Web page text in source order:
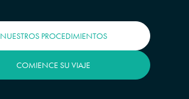
NUESTROS PROCEDIMIENTOS
COMIENCE SU VIAJE